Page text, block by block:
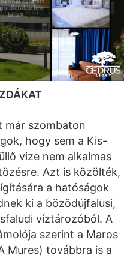
már szombaton
hogy sem a Kis-
vize nem alkalmas
Azt is közölték,
a hatóságok
ki a bözödújfalusi,
víztározóból. A
szerint a Maros
Mures) továbbra is a